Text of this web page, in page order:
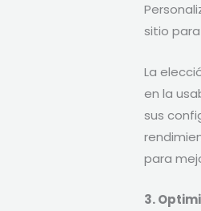
sitio
La
en la
sus
para
3.